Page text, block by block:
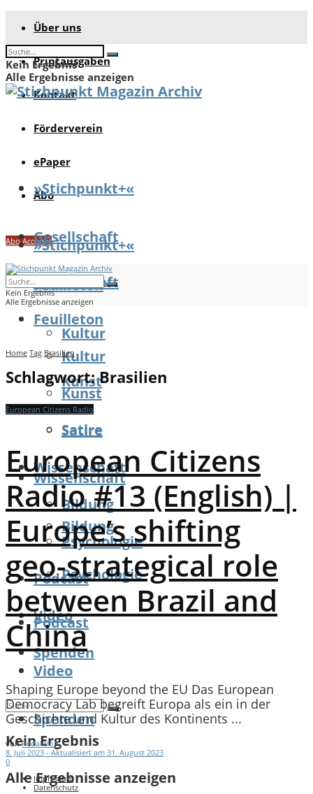
Über uns
Printausgaben
Kontakt
Förderverein
ePaper
Abo
Abo Account
Kein Ergebnis
Alle Ergebnisse anzeigen
»Stichpunkt+«
Gesellschaft
Feuilleton
Kultur
Kunst
Satire
Wissenschaft
Bildung
Psychologie
Podcast
Video
Spenden
»Stichpunkt+«
Gesellschaft
Feuilleton
Kultur
Kunst
Satire
Wissenschaft
Bildung
Psychologie
Podcast
Video
Spenden
Kein Ergebnis
Alle Ergebnisse anzeigen
Kein Ergebnis
Alle Ergebnisse anzeigen
Home Tag Brasilien
Schlagwort:Brasilien
European Citizens Radio
European Citizens
Radio #13 (English) |
Europe’s shifting
geo-strategical role
between Brazil and
China
Shaping Europe beyond the EU Das European
Democracy Lab begreift Europa als ein in der
Geschichte und Kultur des Kontinents ...
von Redaktion
8. Juli 2023 - Aktualisiert am 31. August 2023
0
Impressum
Datenschutz